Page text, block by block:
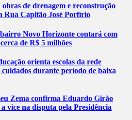
de drenagem e reconstrução
Rua Capitão José Porfírio
Novo Horizonte contará com
de R$ 5 milhões
orienta escolas da rede
durante período de baixa
Zema confirma Eduardo Girão
vice na disputa pela Presidência